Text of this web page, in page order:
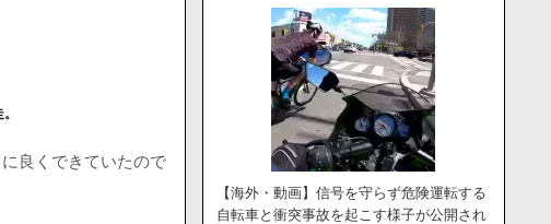
良くできていたので
【海外・動画】信号を守らず危険運転する
自転車と衝突事故を起こす様子が公開され